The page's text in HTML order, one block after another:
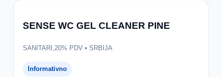
SENSE WC GEL CLEANER PINE
SANITARI,20% PDV • SRBIJA
Informativno